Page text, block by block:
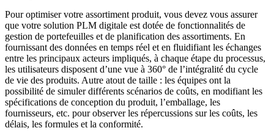
Pour optimiser votre assortiment produit, vous devez vous assurer
que votre solution PLM digitale est dotée de fonctionnalités de
gestion de portefeuilles et de planification des assortiments. En
fournissant des données en temps réel et en fluidifiant les échanges
entre les principaux acteurs impliqués, à chaque étape du processus,
les utilisateurs disposent d’une vue à 360° de l’intégralité du cycle
de vie des produits. Autre atout de taille : les équipes ont la
possibilité de simuler différents scénarios de coûts, en modifiant les
spécifications de conception du produit, l’emballage, les
fournisseurs, etc. pour observer les répercussions sur les coûts, les
délais, les formules et la conformité.